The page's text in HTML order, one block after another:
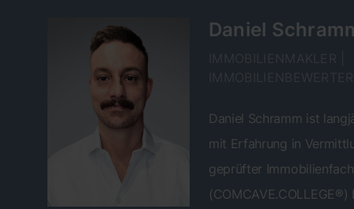
Daniel
Daniel Schramm ist
mit Erfahrung in
geprüfter